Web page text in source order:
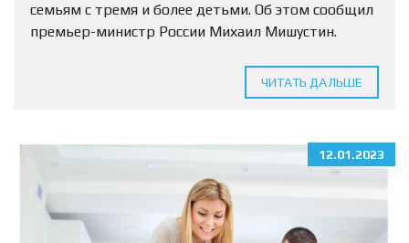
семьям с тремя и более детьми. Об этом сообщил
премьер-министр России Михаил Мишустин.
продлить действие денежной выплаты при
ЧИТАТЬ ДАЛЬШЕ
12.01.2023